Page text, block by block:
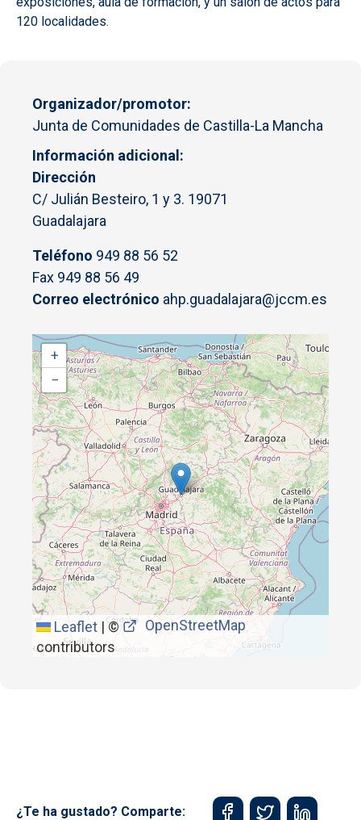
120 localidades.
Organizador/promotor
Junta de Comunidades de Castilla-La Mancha
Información adicional
Dirección
C/ Julián Besteiro, 1 y 3. 19071
Guadalajara
Teléfono 949 88 56 52
Fax 949 88 56 49
Correo electrónico ahp.guadalajara@jccm.es
+
−
Leaflet |©
OpenStreetMap
contributors
¿Te ha gustado? Comparte: